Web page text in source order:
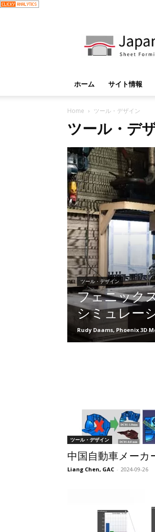
ホーム サイト情報
Home ツール・デザイン
ツール・デ
ツール・デザイン
フェニック
シミュレー
Rudy Daams, Phoenix 3D
ツール・デザイン
中国自動車メーカ
Liang Chen, GAC - 2024-09-26